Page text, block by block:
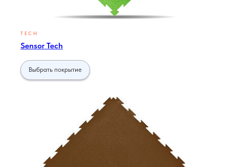
TECH
Sensor Tech
Выбрать покрытие